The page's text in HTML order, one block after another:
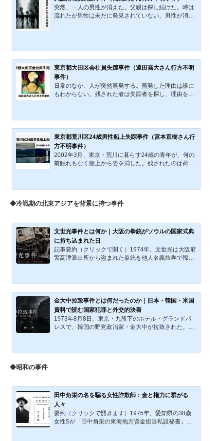
る。人は時に、失踪ではなく、退出を選ぶ。1984年、
経済学者・岡崎次郎と妻は、自宅を引き払い、西へ向
突然、一人の男性が消えた。父親は探し続けた。時は
流れたが男性は未だに発見されていない。男性が消え
欠勤であった。失踪の経緯その日の午後には、職場の
上司(当時60歳)が、到さんが一人で暮らしをしている
自宅マンションのある兵庫県尼崎市の交番を訪れ、到
さんの自室に入り、...
東京都大田区会社員失踪事件（遠田高大さん行方不明
事件）
日常のなか、人が突然蒸発する。蒸発した理由は誰に
もわからない。残された者は失踪者を探し、理由を求
田区在住の会社員、遠田高大さん（えんた・こうだ
い さん、以降 高大さん・当時21歳）はJR盛岡駅
を訪れた。岩手県の県庁所在地・盛岡市にあるこの駅
には秋田・東北新幹線が乗り入れており、列車を選べ
ば東京まで２時間20分程度で移動が可能であった。業
務内容次第では、日帰りでの出張も可能である。高大
東京都荒川区24歳男性船上失踪事件（宮本直樹さん行
方不明事件）
2002年3月、東京・荒川に暮らす24歳の青年が、何の
前触れもなく船上から姿を消した。残されたのは荷物
フェリーに乗っていたのか――それとも、誰かと“入れ
作、事故の線……。 二十年を経た今なお真相は深い霧
年、宮本直樹さんの痕跡を追う試みである。事件概要
2002年(平成14年)3月3日(日曜日)。東京都荒川区在住
のフリーター男性、宮...
◆冷戦期の北東アジアを背景に持つ事件
文世光事件とは何か｜大阪の拳銃がソウルの国家式典
に持ち込まれた日
記事要約（クリックで開く）1974年、文世光は大阪府
警高津派出所から盗まれた拳銃を他人名義旅券で韓国
危機、米国側の朝鮮半島認識、後年報道までを分けて
検証する。本稿の目的は、文世光事件を、ソウルの光
復節式典で起きた大統領狙撃事件としてだけではな
く、大阪の派出所から盗まれた拳銃がどのような経路
をたどって韓国の国家式典に持ち込まれたのかを、公
開資料に基づいて整理し、検証し、分析することにあ
金大中拉致事件とは何だったのか｜日本・韓国・米国
資料で読む国家犯罪と外交的決着
1973年8月8日、東京・九段下のホテル・グランドパ
レスで、韓国の野党政治家・金大中が拉致された。現
中は22階の客室から別室へ押し込まれ、地下駐車場か
は、日本国内で外国公権力が作戦を行った主権侵害問
題として扱った。韓国では後年、中央情報部による国
家犯罪として再調査された...
◆昭和の事件
田中角栄の名を騙る女性詐欺師：金と権力に群がる
人々
要約（クリックで開きます）1975年、愛知県の38歳
女性Sが「田中角栄の東海地方資金担当私設秘書」を